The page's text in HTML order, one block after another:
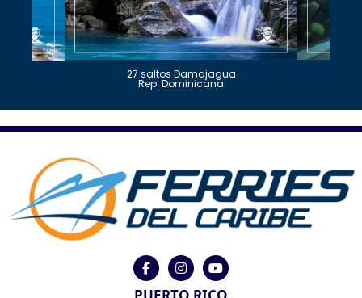
27 saltos Damajagua
Rep. Dominicana